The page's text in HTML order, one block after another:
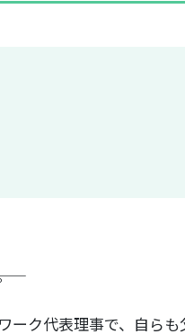
ーク代表理事で、自ら